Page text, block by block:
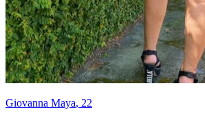
Giovanna Maya, 22